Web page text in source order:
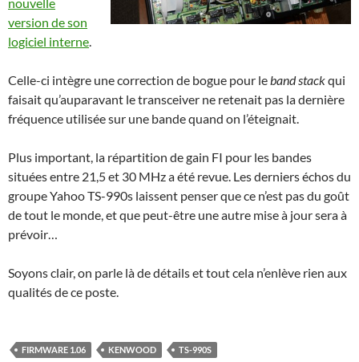
version de son
logiciel interne
Celle-ci intègre une correction de bogue pour le band stackqui
faisait qu’auparavant le transceiver ne retenait pas la dernière
fréquence utilisée sur une bande quand on l’éteignait.
Plus important, la répartition de gain FI pour les bandes
situées entre 21,5 et 30 MHz a été revue. Les derniers échos du
groupe Yahoo TS-990s laissent penser que ce n’est pas du goût
de tout le monde, et que peut-être une autre mise à jour sera à
prévoir…
Soyons clair, on parle là de détails et tout cela n’enlève rien aux
qualités de ce poste.
FIRMWARE 1.06 KENWOOD TS-990S